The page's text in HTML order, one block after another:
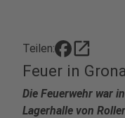
Teilen: open_in_new
Feuer in
Die Feuerwehr war
Lagerhalle von